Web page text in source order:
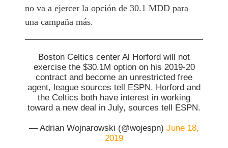
no va a ejercer la opción de 30.1 MDD para
una campaña más.
Boston Celtics center Al Horford will not
exercise the $30.1M option on his 2019-20
contract and become an unrestricted free
agent, league sources tell ESPN. Horford and
the Celtics both have interest in working
toward a new deal in July, sources tell ESPN.
— Adrian Wojnarowski (@wojespn) June 18,
2019